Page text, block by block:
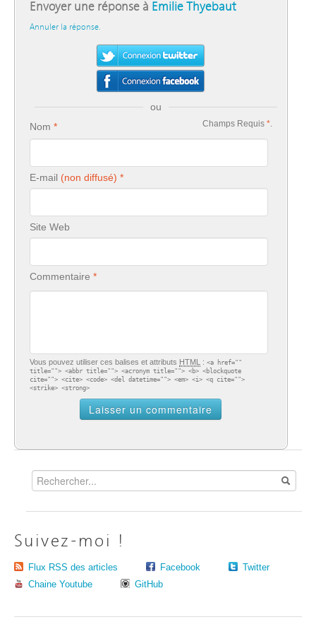
Envoyer une réponse à Emilie Thyebaut
Annuler la réponse.
ou
Champs Requis *.
Nom
E-mail
Site Web
Commentaire
Vous pouvez utiliser ces balises et attributs HTML : <a href=""
title=""> <abbr title=""> <acronym title=""> <b> <blockquote
cite=""> <cite> <code> <del datetime=""> <em> <i> <q cite="">
<strike> <strong>
Suivez-moi !
Flux RSS des articles Facebook
Twitter
Chaine Youtube
GitHub